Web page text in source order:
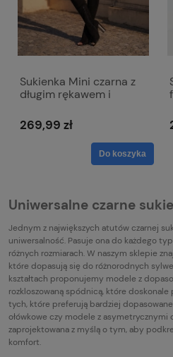
Sukienka Mini czarna z
długim rękawem i
Emma
269,99 zł
Do koszyka
Uniwersalne czarne
Jednym z największych atutów czarnej
uniwersalność. Pasuje ona do każdego
różnych rozmiarach. W naszym sklepie
które dopasują się do różnorodnych
kształtach proponujemy modele z
rozkloszowaną spódnicą, które doskonale
tych, które preferują bardziej
ołówkowe czy modele z asymetrycznymi
zaprojektowana z myślą o tym, aby
komfort.